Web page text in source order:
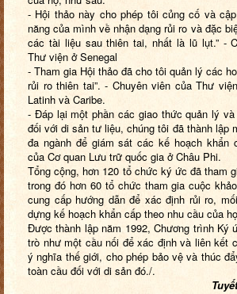
- Hội thảo này cho phép tôi củng cố và
năng của mình về nhận dạng rủi ro và đặc
các tài liệu sau thiên tai, nhất là lũ lụt.” -
Thư viện ở Senegal
- Tham gia Hội thảo đã cho tôi quản lý các
rủi ro thiên tai”. - Chuyên viên của Thư
Latinh và Caribe.
- Đáp lại một phần các giao thức quản lý
đối với di sản tư liệu, chúng tôi đã thành lập
đa ngành để giám sát các kế hoạch khẩn
của Cơ quan Lưu trữ quốc gia ở Châu Phi.
Tổng cộng, hơn 120 tổ chức ký ức đã tham
trong đó hơn 60 tổ chức tham gia cuộc
cung cấp hướng dẫn để xác định rủi ro,
dựng kế hoạch khẩn cấp theo nhu cầu của
Được thành lập năm 1992, Chương trình Ký
trò như một cầu nối để xác định và liên kết
ý nghĩa thế giới, cho phép bảo vệ và thúc
toàn cầu đối với di sản đó./.